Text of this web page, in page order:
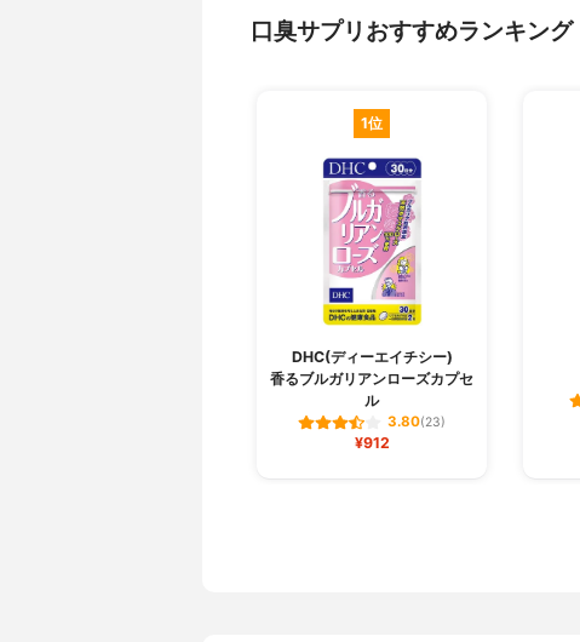
口臭サプリおすすめランキング
1位
DHC(ディーエイチシー)
香るブルガリアンローズカプセ
ル
3.80(23)
¥912